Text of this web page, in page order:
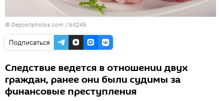
© Depositphotos.com / bit245
Подписаться
Следствие ведется в отношении двух
граждан, ранее они были судимы за
финансовые преступления